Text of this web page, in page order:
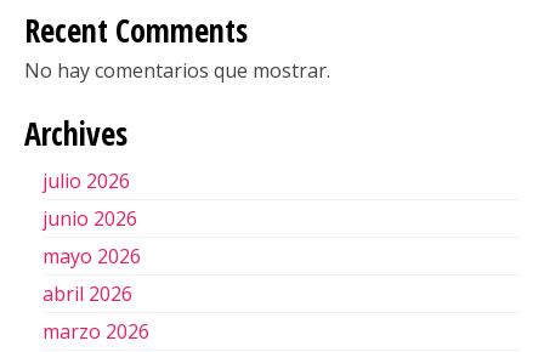
Recent Comments
No hay comentarios que mostrar.
Archives
julio 2026
junio 2026
mayo 2026
abril 2026
marzo 2026